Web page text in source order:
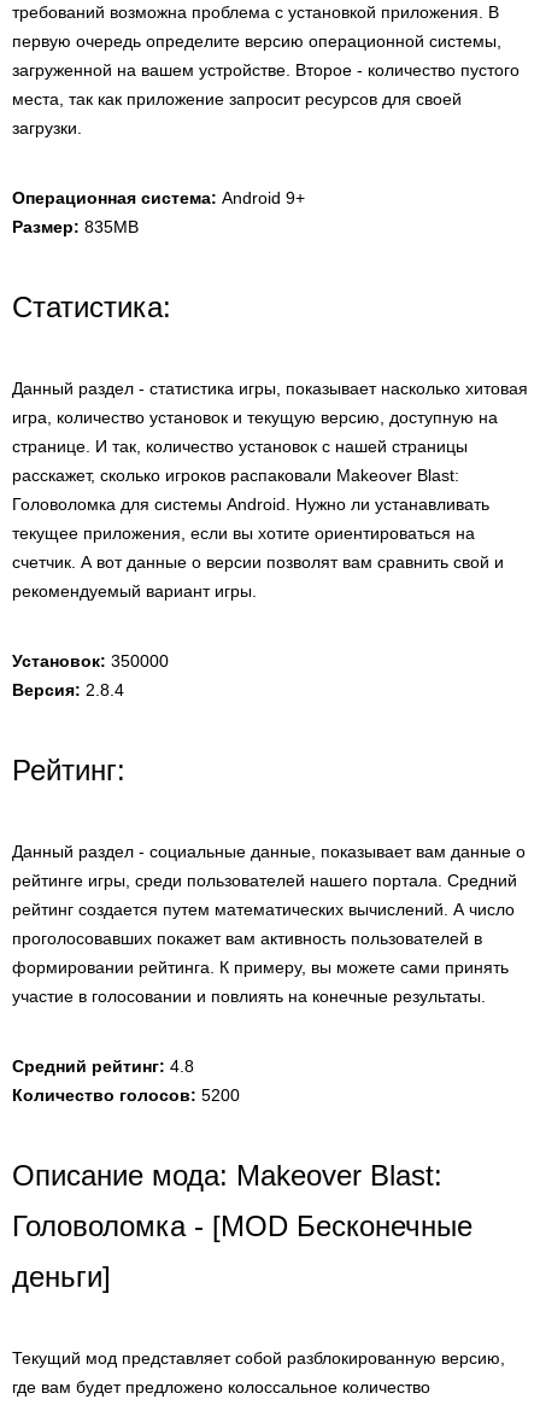
требований возможна проблема с установкой приложения. В
первую очередь определите версию операционной системы,
загруженной на вашем устройстве. Второе - количество пустого
места, так как приложение запросит ресурсов для своей
загрузки.
Операционная система: Android 9+
Размер: 835MB
Статистика:
Данный раздел - статистика игры, показывает насколько хитовая
игра, количество установок и текущую версию, доступную на
странице. И так, количество установок с нашей страницы
расскажет, сколько игроков распаковали Makeover Blast:
Головоломка для системы Android. Нужно ли устанавливать
текущее приложения, если вы хотите ориентироваться на
счетчик. А вот данные о версии позволят вам сравнить свой и
рекомендуемый вариант игры.
Установок: 350000
Версия: 2.8.4
Рейтинг:
Данный раздел - социальные данные, показывает вам данные о
рейтинге игры, среди пользователей нашего портала. Средний
рейтинг создается путем математических вычислений. А число
проголосовавших покажет вам активность пользователей в
формировании рейтинга. К примеру, вы можете сами принять
участие в голосовании и повлиять на конечные результаты.
Средний рейтинг: 4.8
Количество голосов: 5200
Описание мода: Makeover Blast:
Головоломка - [MOD Бесконечные
деньги]
Текущий мод представляет собой разблокированную версию,
где вам будет предложено колоссальное количество